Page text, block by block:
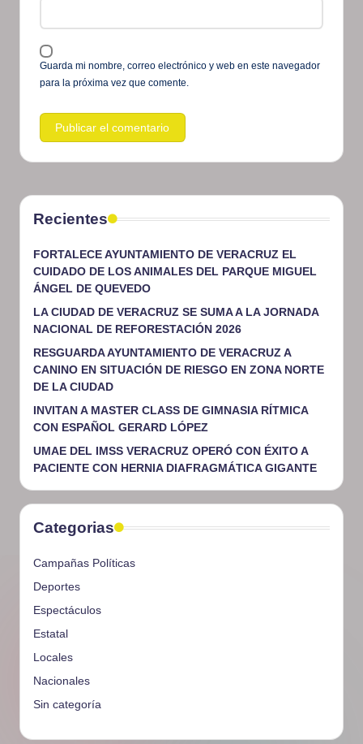
Guarda mi nombre, correo electrónico y web en este navegador
para la próxima vez que comente.
Recientes
FORTALECE AYUNTAMIENTO DE VERACRUZ EL
CUIDADO DE LOS ANIMALES DEL PARQUE MIGUEL
ÁNGEL DE QUEVEDO
LA CIUDAD DE VERACRUZ SE SUMA A LA JORNADA
NACIONAL DE REFORESTACIÓN 2026
RESGUARDA AYUNTAMIENTO DE VERACRUZ A
CANINO EN SITUACIÓN DE RIESGO EN ZONA NORTE
DE LA CIUDAD
INVITAN A MASTER CLASS DE GIMNASIA RÍTMICA
CON ESPAÑOL GERARD LÓPEZ
UMAE DEL IMSS VERACRUZ OPERÓ CON ÉXITO A
PACIENTE CON HERNIA DIAFRAGMÁTICA GIGANTE
Categorias
Campañas Políticas
Deportes
Espectáculos
Estatal
Locales
Nacionales
Sin categoría